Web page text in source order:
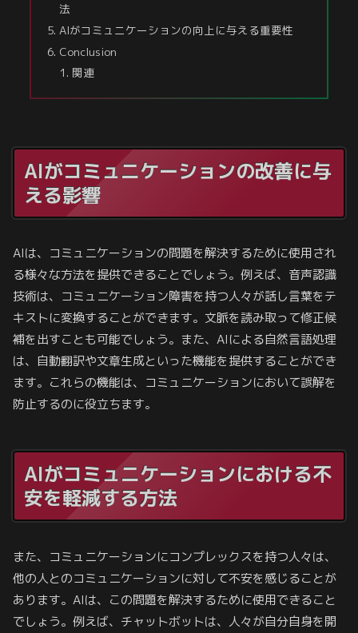
法
AIがコミュニケーションの向上に与える重要性
Conclusion
関連
AIがコミュニケーションの改善に与
える影響
AIは、コミュニケーションの問題を解決するために使用され
る様々な方法を提供できることでしょう。例えば、音声認識
技術は、コミュニケーション障害を持つ人々が話し言葉をテ
キストに変換することができます。文脈を読み取って修正候
補を出すことも可能でしょう。また、AIによる自然言語処理
は、自動翻訳や文章生成といった機能を提供することができ
ます。これらの機能は、コミュニケーションにおいて誤解を
防止するのに役立ちます。
AIがコミュニケーションにおける不
安を軽減する方法
また、コミュニケーションにコンプレックスを持つ人々は、
他の人とのコミュニケーションに対して不安を感じることが
あります。AIは、この問題を解決するために使用できること
でしょう。例えば、チャットボットは、人々が自分自身を開